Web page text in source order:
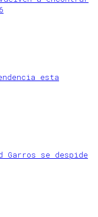
esta
Garros se despide